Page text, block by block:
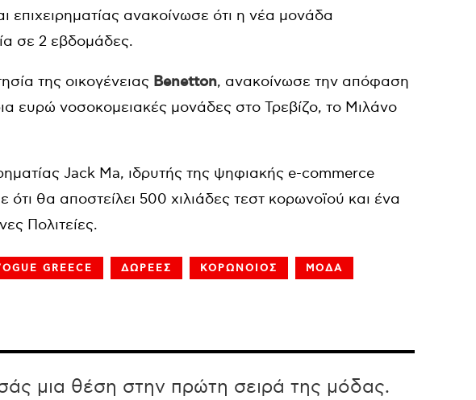
επιχειρηματίας ανακοίνωσε ότι η νέα μονάδα
σε 2 εβδομάδες.
της οικογένειας Benetton, ανακοίνωσε την απόφαση
ευρώ νοσοκομειακές μονάδες στο Τρεβίζο, το Μιλάνο
Jack Ma, ιδρυτής της ψηφιακής e-commerce
ότι θα αποστείλει 500 χιλιάδες τεστ κορωνοϊού και ένα
Πολιτείες.
GREECE ΔΩΡΕΕΣ ΚΟΡΩΝΟΙΟΣ ΜΟΔΑ
μια θέση στην πρώτη σειρά της μόδας.